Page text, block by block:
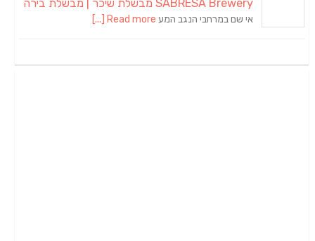
SABRESA Brewery מבשלת שיכר | מבשלת בירה
אי שם במרחבי הנגב המע Read more [...]